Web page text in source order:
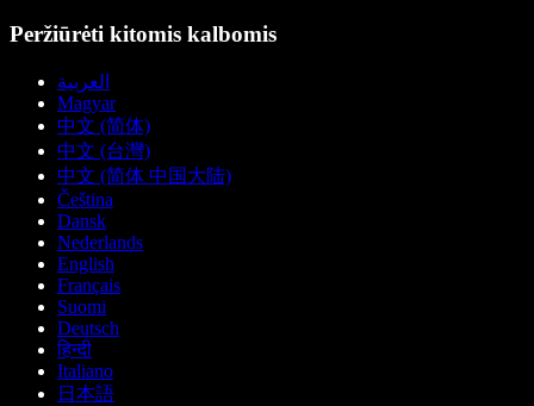
Peržiūrėti kitomis kalbomis
العربية
Magyar
中文 (简体)
中文 (台灣)
中文 (简体 中国大陆)
Čeština
Dansk
Nederlands
English
Français
Suomi
Deutsch
हिन्दी
Italiano
日本語